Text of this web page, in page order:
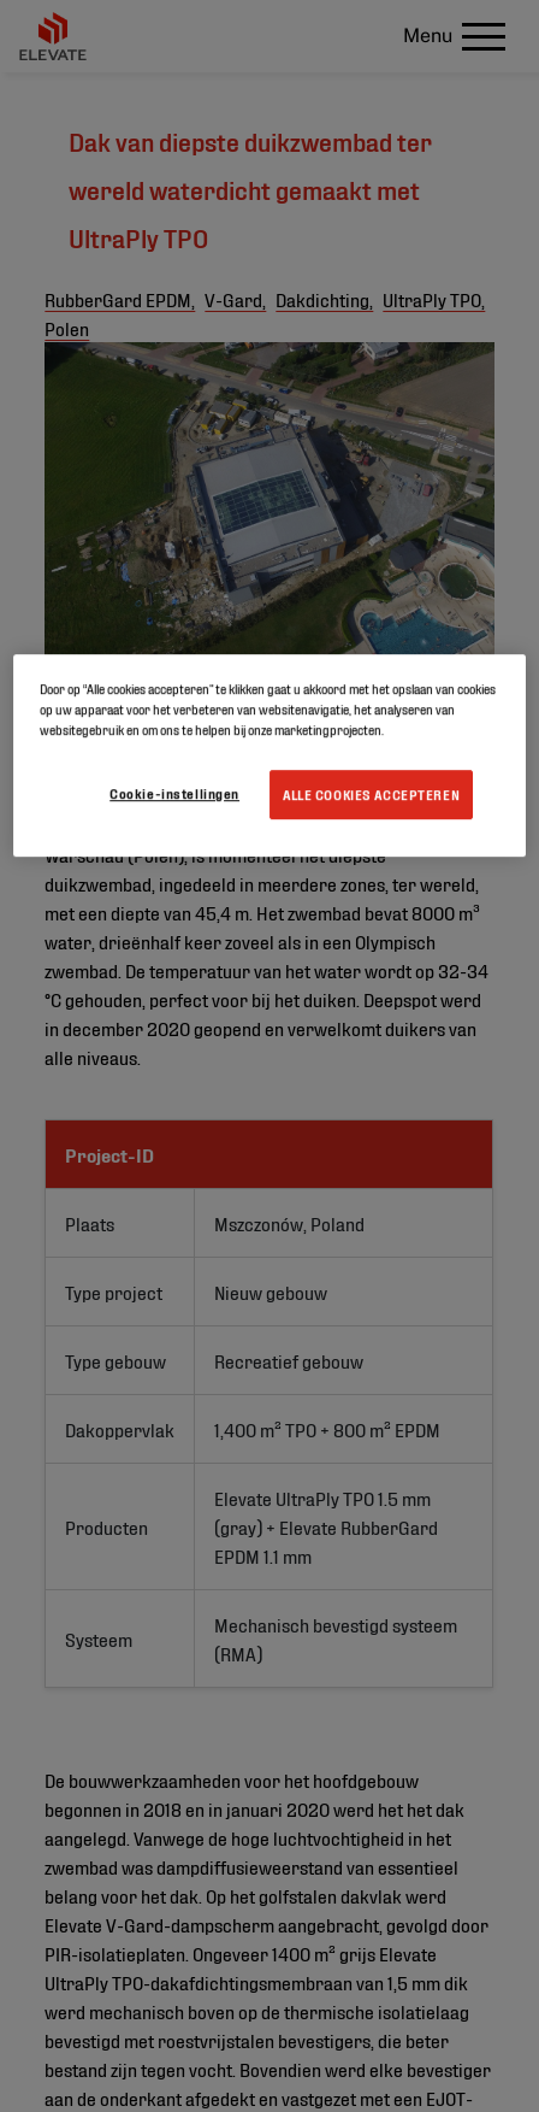
Menu
Dak van diepste duikzwembad ter
wereld waterdicht gemaakt met
UltraPly TPO
RubberGard EPDM, V-Gard, Dakdichting,
UltraPly TPO,
Polen
Het duikzwembad Deepspot, gelegen op 50 km van
Warschau (Polen), is momenteel het diepste
duikzwembad, ingedeeld in meerdere zones, ter wereld,
met een diepte van 45,4 m. Het zwembad bevat 8000 m³
water, drieënhalf keer zoveel als in een Olympisch
zwembad. De temperatuur van het water wordt op 32-34
°C gehouden, perfect voor bij het duiken. Deepspot werd
in december 2020 geopend en verwelkomt duikers van
alle niveaus.
Project-ID
Plaats Mszczonów, Poland
Type project Nieuw gebouw
Type gebouw Recreatief gebouw
Dakoppervlak 1,400 m² TPO + 800 m² EPDM
Producten
Elevate UltraPly TPO 1.5 mm
(gray) + Elevate RubberGard
EPDM 1.1 mm
Systeem
Mechanisch bevestigd systeem
(RMA)
De bouwwerkzaamheden voor het hoofdgebouw
begonnen in 2018 en in januari 2020 werd het het dak
aangelegd. Vanwege de hoge luchtvochtigheid in het
zwembad was dampdiffusieweerstand van essentieel
belang voor het dak. Op het golfstalen dakvlak werd
Elevate V-Gard-dampscherm aangebracht, gevolgd door
PIR-isolatieplaten. Ongeveer 1400 m² grijs Elevate
UltraPly TPO-dakafdichtingsmembraan van 1,5 mm dik
werd mechanisch boven op de thermische isolatielaag
bevestigd met roestvrijstalen bevestigers, die beter
bestand zijn tegen vocht. Bovendien werd elke bevestiger
aan de onderkant afgedekt en vastgezet met een EJOT-
Door op “Alle cookies accepteren” te klikken gaat u akkoord met het opslaan van cookies
op uw apparaat voor het verbeteren van websitenavigatie, het analyseren van
websitegebruik en om ons te helpen bij onze marketingprojecten.
ALLE COOKIES ACCEPTEREN
Cookie-instellingen